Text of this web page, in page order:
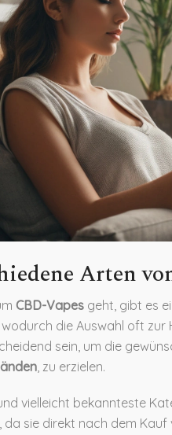
Arten
CBD-Vapes geht, gibt es
die Auswahl oft
sein, um die
, zu erzielen.
vielleicht bekannteste
da sie direkt nach dem